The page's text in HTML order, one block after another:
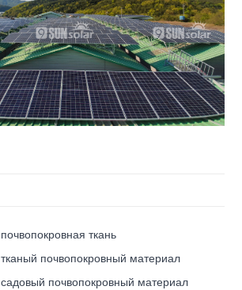
почвопокровная ткань
тканый почвопокровный материал
садовый почвопокровный материал